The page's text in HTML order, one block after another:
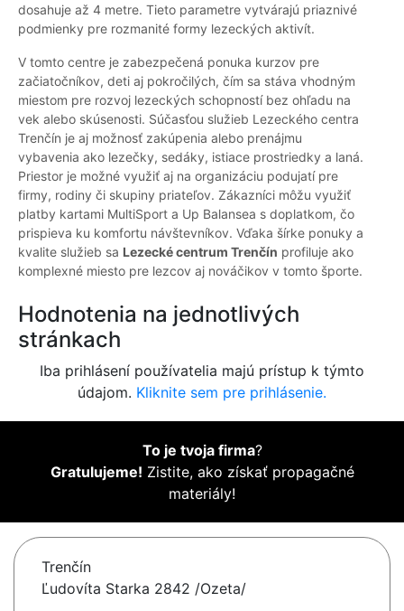
dosahuje až 4 metre. Tieto parametre vytvárajú priaznivé
podmienky pre rozmanité formy lezeckých aktivít.
V tomto centre je zabezpečená ponuka kurzov pre
začiatočníkov, deti aj pokročilých, čím sa stáva vhodným
miestom pre rozvoj lezeckých schopností bez ohľadu na
vek alebo skúsenosti. Súčasťou služieb Lezeckého centra
Trenčín je aj možnosť zakúpenia alebo prenájmu
vybavenia ako lezečky, sedáky, istiace prostriedky a laná.
Priestor je možné využiť aj na organizáciu podujatí pre
firmy, rodiny či skupiny priateľov. Zákazníci môžu využiť
platby kartami MultiSport a Up Balansea s doplatkom, čo
prispieva ku komfortu návštevníkov. Vďaka šírke ponuky a
kvalite služieb sa Lezecké centrum Trenčín profiluje ako
komplexné miesto pre lezcov aj nováčikov v tomto športe.
Hodnotenia na jednotlivých
stránkach
Iba prihlásení používatelia majú prístup k týmto
údajom. Kliknite sem pre prihlásenie.
To je tvoja firma?
Gratulujeme! Zistite, ako získať propagačné
materiály!
Trenčín
Ľudovíta Starka 2842 /Ozeta/